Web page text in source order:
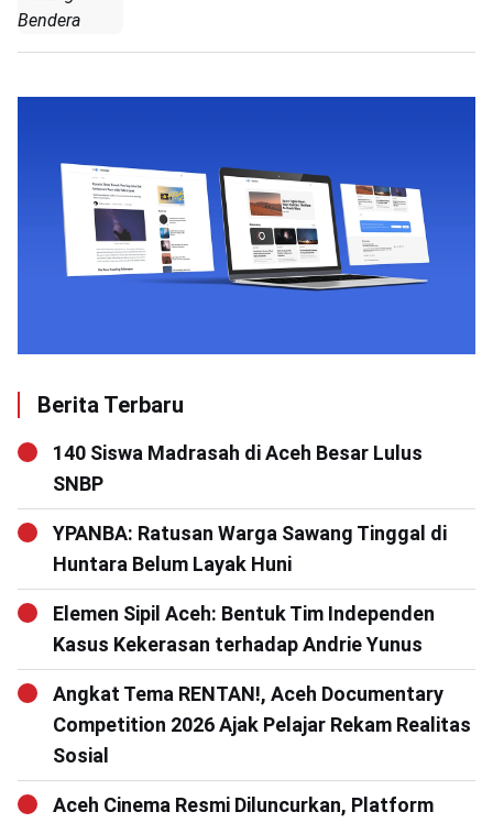
Bendera
Berita Terbaru
140 Siswa Madrasah di Aceh Besar Lulus
SNBP
YPANBA: Ratusan Warga Sawang Tinggal di
Huntara Belum Layak Huni
Elemen Sipil Aceh: Bentuk Tim Independen
Kasus Kekerasan terhadap Andrie Yunus
Angkat Tema RENTAN!, Aceh Documentary
Competition 2026 Ajak Pelajar Rekam Realitas
Sosial
Aceh Cinema Resmi Diluncurkan, Platform